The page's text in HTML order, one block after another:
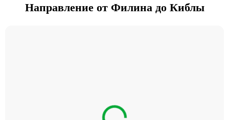
Направление от Филина до Киблы